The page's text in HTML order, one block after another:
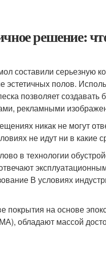
решение:
составили серьезную
эстетичных полов.
позволяет
рекламными
никак не могут
не идут ни в какие
в технологии
В условиях
покрытия на основе
обладают массой